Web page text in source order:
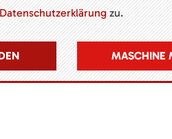
Datenschutzerklärungzu.
MASCHINE